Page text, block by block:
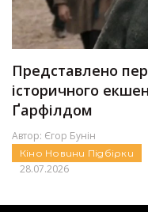
Представлено
історичного
Ґарфілдом
Автор: Єгор Бунін
Кіно Новини Підбірки
28.07.2026